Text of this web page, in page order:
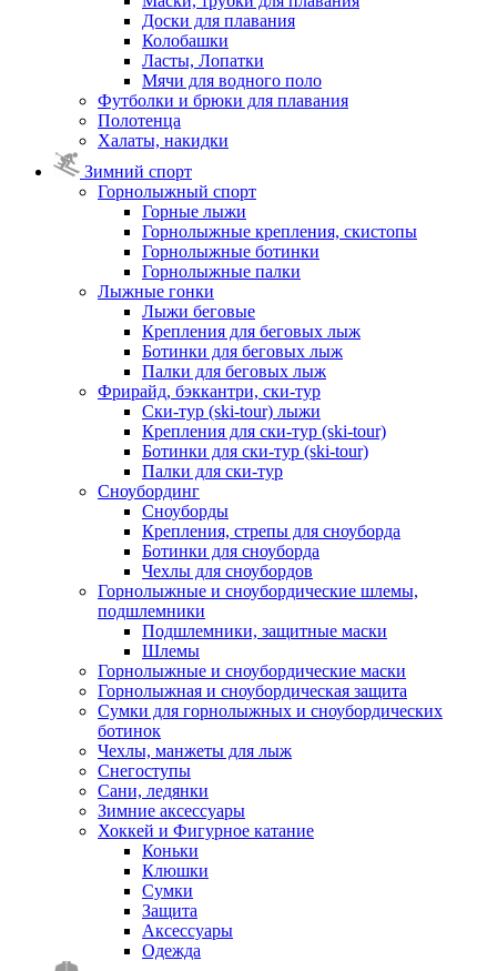
Доски для плавания
Колобашки
Ласты, Лопатки
Мячи для водного поло
Футболки и брюки для плавания
Полотенца
Халаты, накидки
Зимний спорт
Горнолыжный спорт
Горные лыжи
Горнолыжные крепления, скистопы
Горнолыжные ботинки
Горнолыжные палки
Лыжные гонки
Лыжи беговые
Крепления для беговых лыж
Ботинки для беговых лыж
Палки для беговых лыж
Фрирайд, бэккантри, ски-тур
Ски-тур (ski-tour) лыжи
Крепления для ски-тур (ski-tour)
Ботинки для ски-тур (ski-tour)
Палки для ски-тур
Сноубординг
Сноуборды
Крепления, стрепы для сноуборда
Ботинки для сноуборда
Чехлы для сноубордов
Горнолыжные и сноубордические шлемы,
подшлемники
Подшлемники, защитные маски
Шлемы
Горнолыжные и сноубордические маски
Горнолыжная и сноубордическая защита
Сумки для горнолыжных и сноубордических
ботинок
Чехлы, манжеты для лыж
Снегоступы
Сани, ледянки
Зимние аксессуары
Хоккей и Фигурное катание
Коньки
Клюшки
Сумки
Защита
Аксессуары
Одежда